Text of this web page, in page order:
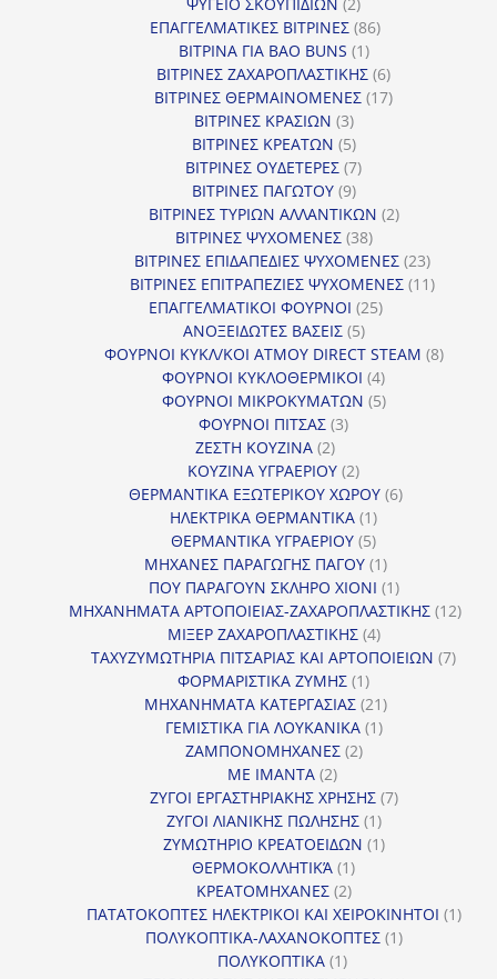
προϊόντα
ΕΠΑΓΓΕΛΜΑΤΙΚΕΣ ΒΙΤΡΙΝΕΣ 8686
ΒΙΤΡΙΝΑ ΓΙΑ BAO BUNS 11
προϊόν
ΒΙΤΡΙΝΕΣ ΖΑΧΑΡΟΠΛΑΣΤΙΚΗΣ 66
προϊόντα
ΒΙΤΡΙΝΕΣ ΘΕΡΜΑΙΝΟΜΕΝΕΣ 1717
ΒΙΤΡΙΝΕΣ ΚΡΑΣΙΩΝ 33
προϊόντα
ΒΙΤΡΙΝΕΣ ΚΡΕΑΤΩΝ 55
προϊόντα
ΒΙΤΡΙΝΕΣ ΟΥΔΕΤΕΡΕΣ 77
ΒΙΤΡΙΝΕΣ ΠΑΓΩΤΟΥ 99
προϊόντα
ΒΙΤΡΙΝΕΣ ΤΥΡΙΩΝ ΑΛΛΑΝΤΙΚΩΝ 22
ΒΙΤΡΙΝΕΣ ΨΥΧΟΜΕΝΕΣ 3838
προϊόντα
ΒΙΤΡΙΝΕΣ ΕΠΙΔΑΠΕΔΙΕΣ ΨΥΧΟΜΕΝΕΣ 2323
προϊόντα
ΒΙΤΡΙΝΕΣ ΕΠΙΤΡΑΠΕΖΙΕΣ ΨΥΧΟΜΕΝΕΣ 1111
ΕΠΑΓΓΕΛΜΑΤΙΚΟΙ ΦΟΥΡΝΟΙ 2525
ΑΝΟΞΕΙΔΩΤΕΣ ΒΑΣΕΙΣ 55
προϊόντα
ΦΟΥΡΝΟΙ ΚΥΚΛ/ΚΟΙ ΑΤΜΟΥ DIRECT STEAM 88
ΦΟΥΡΝΟΙ ΚΥΚΛΟΘΕΡΜΙΚΟΙ 44
προϊόντα
ΦΟΥΡΝΟΙ ΜΙΚΡΟΚΥΜΑΤΩΝ 55
ΦΟΥΡΝΟΙ ΠΙΤΣΑΣ 33
ΖΕΣΤΗ ΚΟΥΖΙΝΑ 22
προϊόντα
ΚΟΥΖΙΝΑ ΥΓΡΑΕΡΙΟΥ 22
προϊόντα
ΘΕΡΜΑΝΤΙΚΑ ΕΞΩΤΕΡΙΚΟΥ ΧΩΡΟΥ 66
ΗΛΕΚΤΡΙΚΑ ΘΕΡΜΑΝΤΙΚΑ 11
προϊόν
ΘΕΡΜΑΝΤΙΚΑ ΥΓΡΑΕΡΙΟΥ 55
προϊόντα
ΜΗΧΑΝΕΣ ΠΑΡΑΓΩΓΗΣ ΠΑΓΟΥ 11
προϊόν
ΠΟΥ ΠΑΡΑΓΟΥΝ ΣΚΛΗΡΟ ΧΙΟΝΙ 11
προϊόν
ΜΗΧΑΝΗΜΑΤΑ ΑΡΤΟΠΟΙΕΙΑΣ-ΖΑΧΑΡΟΠΛΑΣΤΙΚΗΣ 1212
ΜΙΞΕΡ ΖΑΧΑΡΟΠΛΑΣΤΙΚΗΣ 44
προϊόντα
ΤΑΧΥΖΥΜΩΤΗΡΙΑ ΠΙΤΣΑΡΙΑΣ ΚΑΙ ΑΡΤΟΠΟΙΕΙΩΝ 77
ΦΟΡΜΑΡΙΣΤΙΚΑ ΖΥΜΗΣ 11
προϊόν
ΜΗΧΑΝΗΜΑΤΑ ΚΑΤΕΡΓΑΣΙΑΣ 2121
προϊόντα
ΓΕΜΙΣΤΙΚΑ ΓΙΑ ΛΟΥΚΑΝΙΚΑ 11
ΖΑΜΠΟΝΟΜΗΧΑΝΕΣ 22
ΜΕ ΙΜΑΝΤΑ 22
προϊόντα
ΖΥΓΟΙ ΕΡΓΑΣΤΗΡΙΑΚΗΣ ΧΡΗΣΗΣ 77
ΖΥΓΟΙ ΛΙΑΝΙΚΗΣ ΠΩΛΗΣΗΣ 11
προϊόν
ΖΥΜΩΤΗΡΙΟ ΚΡΕΑΤΟΕΙΔΩΝ 11
ΘΕΡΜΟΚΟΛΛΗΤΙΚΆ 11
προϊόν
ΚΡΕΑΤΟΜΗΧΑΝΕΣ 22
προϊόντα
ΠΑΤΑΤΟΚΟΠΤΕΣ ΗΛΕΚΤΡΙΚΟΙ ΚΑΙ ΧΕΙΡΟΚΙΝΗΤΟΙ 11
ΠΟΛΥΚΟΠΤΙΚΑ-ΛΑΧΑΝΟΚΟΠΤΕΣ 11
ΠΟΛΥΚΟΠΤΙΚΑ 11